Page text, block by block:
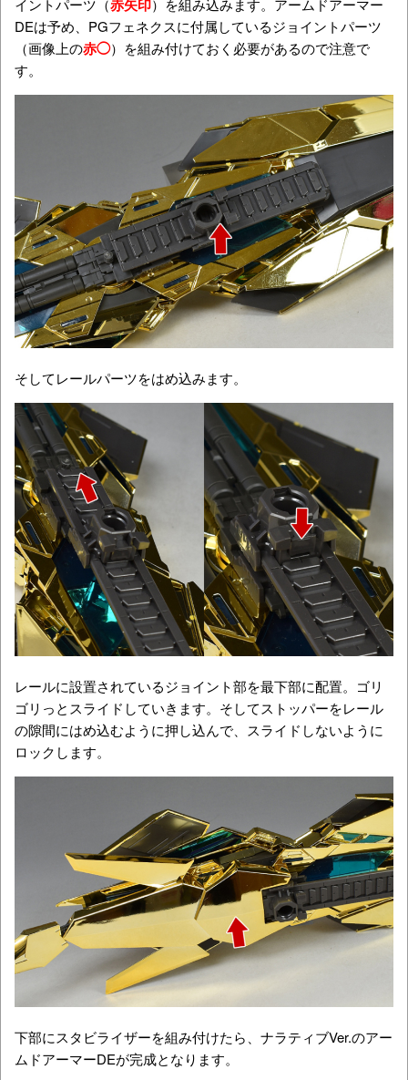
イントパーツ（赤矢印）を組み込みます。アームドアーマー
DEは予め、PGフェネクスに付属しているジョイントパーツ
（画像上の赤◯）を組み付けておく必要があるので注意で
す。
そしてレールパーツをはめ込みます。
レールに設置されているジョイント部を最下部に配置。ゴリ
ゴリっとスライドしていきます。そしてストッパーをレール
の隙間にはめ込むように押し込んで、スライドしないように
ロックします。
下部にスタビライザーを組み付けたら、ナラティブVer.のアー
ムドアーマーDEが完成となります。